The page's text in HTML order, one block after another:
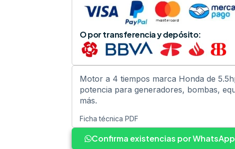
O por transferencia y depósito:
Motor a 4 tiempos marca Honda de
potencia para generadores, bombas,
más.
Ficha técnica PDF
Confirma existencias por WhatsApp